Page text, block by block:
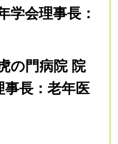
学会理事長：
の門病院 院
事長：老年医